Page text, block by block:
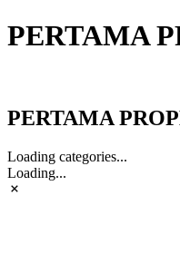
PERTAMA
PERTAMA
Loading categories...
Loading...